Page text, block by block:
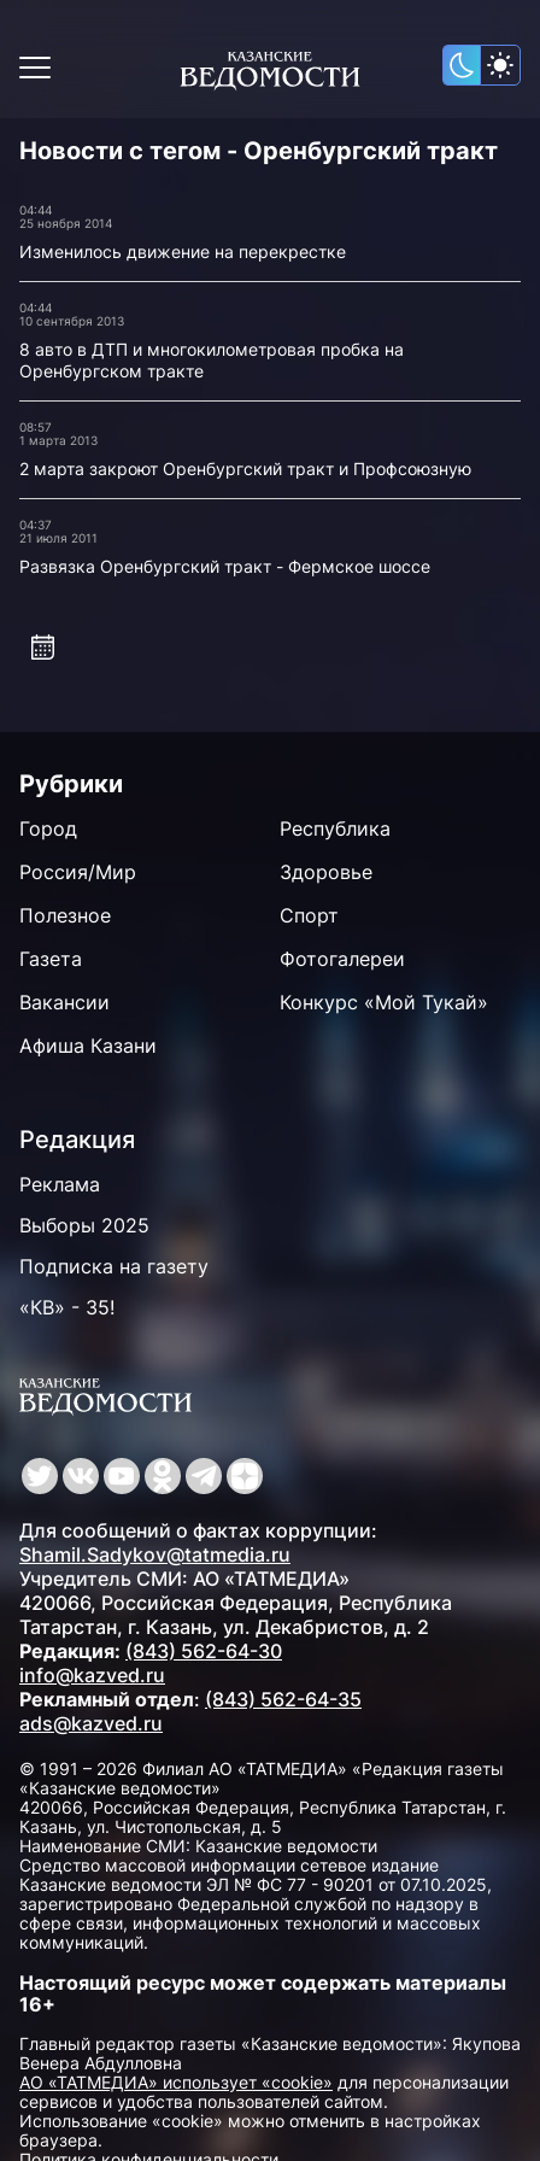
Новости с тегом - Оренбургский тракт
04:44
25 ноября 2014
Изменилось движение на перекрестке
04:44
10 сентября 2013
8 авто в ДТП и многокилометровая пробка на
Оренбургском тракте
08:57
1 марта 2013
2 марта закроют Оренбургский тракт и Профсоюзную
04:37
21 июля 2011
Развязка Оренбургский тракт - Фермское шоссе
Рубрики
Город
Республика
Россия/Мир
Здоровье
Полезное
Спорт
Газета
Фотогалереи
Вакансии
Конкурс «Мой Тукай»
Афиша Казани
Редакция
Реклама
Выборы 2025
Подписка на газету
«КВ» - 35!
Для сообщений о фактах коррупции:
Shamil.Sadykov@tatmedia.ru
Учредитель СМИ: АО «ТАТМЕДИА»
420066, Российская Федерация, Республика
Татарстан, г. Казань, ул. Декабристов, д. 2
Редакция: (843) 562-64-30
info@kazved.ru
Рекламный отдел: (843) 562-64-35
ads@kazved.ru
© 1991 – 2026 Филиал АО «ТАТМЕДИА» «Редакция газеты
«Казанские ведомости»
420066, Российская Федерация, Республика Татарстан, г.
Казань, ул. Чистопольская, д. 5
Наименование СМИ: Казанские ведомости
Средство массовой информации сетевое издание
Казанские ведомости ЭЛ № ФС 77 - 90201 от 07.10.2025,
зарегистрировано Федеральной службой по надзору в
сфере связи, информационных технологий и массовых
коммуникаций.
Настоящий ресурс может содержать материалы
16+
Главный редактор газеты «Казанские ведомости»: Якупова
Венера Абдулловна
АО «ТАТМЕДИА» использует «cookie» для персонализации
сервисов и удобства пользователей сайтом.
Использование «cookie» можно отменить в настройках
браузера.